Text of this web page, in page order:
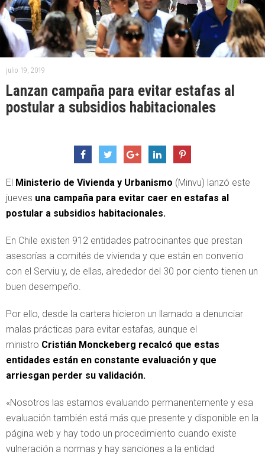
julio 19, 2019
Lanzan campaña para evitar estafas al
postular a subsidios habitacionales
El Ministerio de Vivienda y Urbanismo (Minvu) lanzó este
jueves una campaña para evitar caer en estafas al
postular a subsidios habitacionales.
En Chile existen 912 entidades patrocinantes que prestan
asesorías a comités de vivienda y que están en convenio
con el Serviu y, de ellas, alrededor del 30 por ciento tienen un
buen desempeño.
Por ello, desde la cartera hicieron un llamado a denunciar
malas prácticas para evitar estafas, aunque el
ministro Cristián Monckeberg recalcó que estas
entidades están en constante evaluación y que
arriesgan perder su validación.
«Nosotros las estamos evaluando permanentemente y esa
evaluación también está más que presente y disponible en la
página web y hay todo un procedimiento cuando existe
vulneración a normas y hay sanciones a la entidad